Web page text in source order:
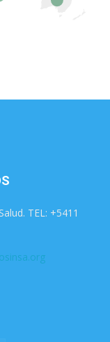
TEL: +5411